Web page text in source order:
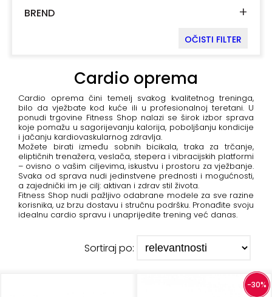
Oprema
Pilates,
Joga
Elastične
trake
Boks
Borilački
sportovi
+
BREND
OČISTI FILTER
Cardio oprema
Cardio oprema čini temelj svakog kvalitetnog treninga,
bilo da vježbate kod kuće ili u profesionalnoj teretani. U
ponudi trgovine Fitness Shop nalazi se širok izbor sprava
koje pomažu u sagorijevanju kalorija, poboljšanju kondicije
i jačanju kardiovaskularnog zdravlja.
Možete birati između sobnih bicikala, traka za trčanje,
eliptičnih trenažera, veslača, stepera i vibracijskih platformi
– ovisno o vašim ciljevima, iskustvu i prostoru za vježbanje.
Svaka od sprava nudi jedinstvene prednosti i mogućnosti,
a zajednički im je cilj: aktivan i zdrav stil života.
Fitness Shop nudi pažljivo odabrane modele za sve razine
korisnika, uz brzu dostavu i stručnu podršku. Pronađite svoju
idealnu cardio spravu i unaprijedite trening već danas.
Sortiraj po:
-30%